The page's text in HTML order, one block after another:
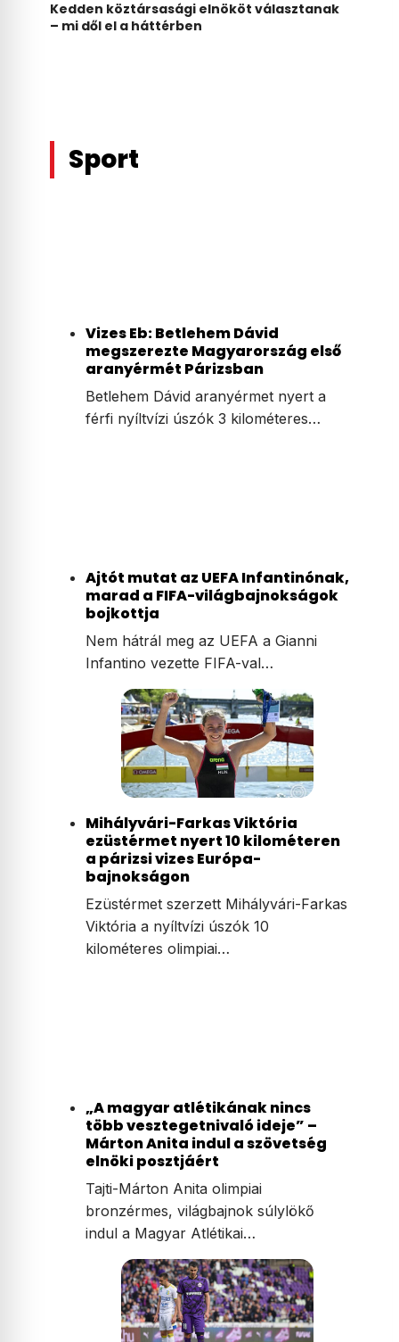
Kedden köztársasági elnököt választanak
– mi dől el a háttérben
Sport
Vizes Eb: Betlehem Dávid
megszerezte Magyarország első
aranyérmét Párizsban
Betlehem Dávid aranyérmet nyert a
férfi nyíltvízi úszók 3 kilométeres…
Ajtót mutat az UEFA Infantinónak,
marad a FIFA-világbajnokságok
bojkottja
Nem hátrál meg az UEFA a Gianni
Infantino vezette FIFA-val…
Mihályvári-Farkas Viktória
ezüstérmet nyert 10 kilométeren
a párizsi vizes Európa-
bajnokságon
Ezüstérmet szerzett Mihályvári-Farkas
Viktória a nyíltvízi úszók 10
kilométeres olimpiai…
„A magyar atlétikának nincs
több vesztegetnivaló ideje” –
Márton Anita indul a szövetség
elnöki posztjáért
Tajti-Márton Anita olimpiai
bronzérmes, világbajnok súlylökő
indul a Magyar Atlétikai…